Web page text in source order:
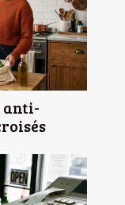
anti-